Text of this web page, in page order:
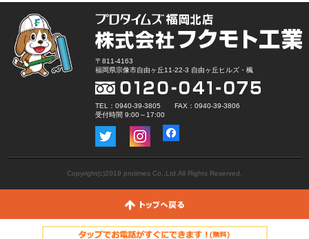
〒811-4163
福岡県宗像市自由ヶ丘11-22-3 自由ヶ丘ヒルズ・楓
TEL：0940-39-3805 FAX：0940-39-3806
受付時間 9:00～17:00
Copyright(c)2019 protimes Co.,Ltd.All Rights Reserved.